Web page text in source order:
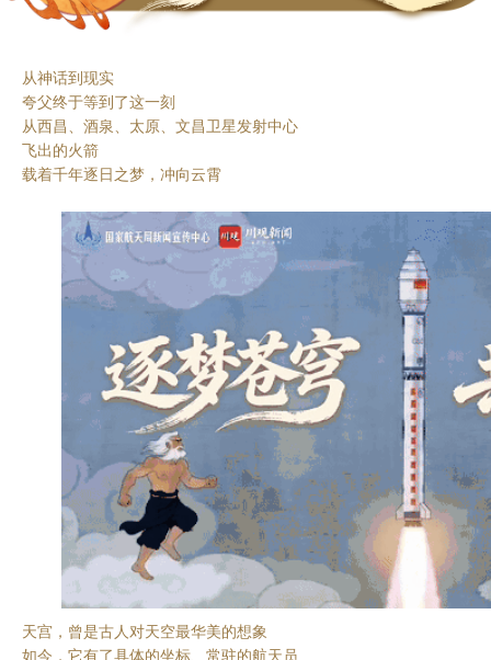
从神话到现实
夸父终于等到了这一刻
从西昌、酒泉、太原、文昌卫星发射中心
飞出的火箭
载着千年逐日之梦，冲向云霄
天宫，曾是古人对天空最华美的想象
如今，它有了具体的坐标、常驻的航天员